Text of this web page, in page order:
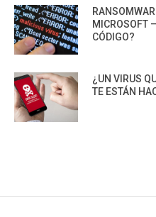
MICROSOFT
CÓDIGO?
¿UN VIRUS
TE ESTÁN